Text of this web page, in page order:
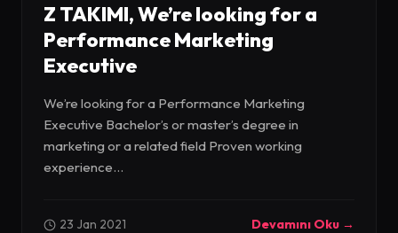
Z TAKIMI, We’re looking for a
Performance Marketing
Executive
We’re looking for a Performance Marketing
Executive Bachelor’s or master’s degree in
marketing or a related field Proven working
experience...
23 Jan 2021 Devamını Oku →